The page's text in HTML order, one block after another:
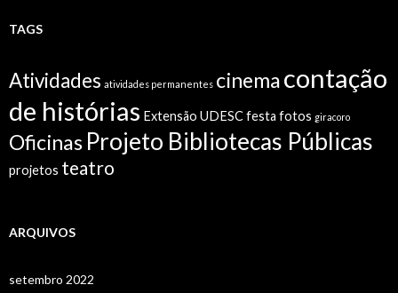
TAGS
Atividades atividades permanentes cinemacontação
de histórias Extensão UDESCfesta fotos giracoro
Oficinas Projeto Bibliotecas Públicas
projetos teatro
ARQUIVOS
setembro 2022